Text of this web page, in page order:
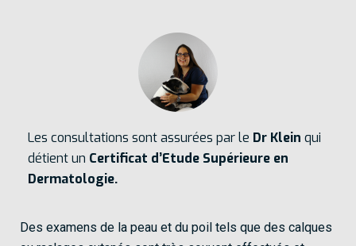
Les consultations sont assurées par le Dr Klein qui
détient un Certificat d’Etude Supérieure en
Dermatologie.
Des examens de la peau et du poil tels que des calques